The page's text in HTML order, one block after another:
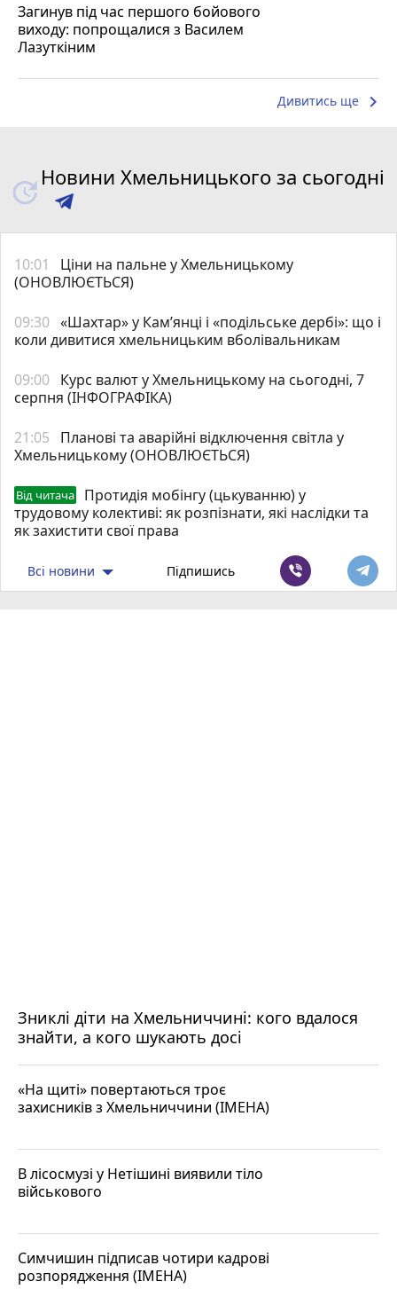
Загинув під час першого бойового
виходу: попрощалися з Василем
Лазуткіним
Дивитись ще keyboard_arrow_right
Новини Хмельницького за сьогодні
10:01
Ціни на пальне у Хмельницькому
(ОНОВЛЮЄТЬСЯ)
09:30 «Шахтар» у Камʼянці і «подільське дербі»: що і
коли дивитися хмельницьким вболівальникам
09:00 Курс валют у Хмельницькому на сьогодні, 7
серпня (ІНФОГРАФІКА)
21:05
Планові та аварійні відключення світла у
Хмельницькому (ОНОВЛЮЄТЬСЯ)
Від читача
Протидія мобінгу (цькуванню) у
трудовому колективі: як розпізнати, які наслідки та
як захистити свої права
Всі новини Підпишись
Зниклі діти на Хмельниччині: кого вдалося
знайти, а кого шукають досі
«На щиті» повертаються троє
захисників з Хмельниччини (ІМЕНА)
В лісосмузі у Нетішині виявили тіло
військового
Симчишин підписав чотири кадрові
розпорядження (ІМЕНА)